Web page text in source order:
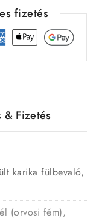
fizetés
& Fizetés
karika fülbevaló,
(orvosi fém),